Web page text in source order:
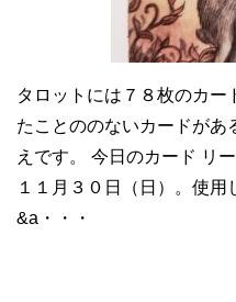
タロットには７８枚のカー
たことののないカードがあ
えです。 今日のカード リ
１１月３０日（日）。使用
&a・・・